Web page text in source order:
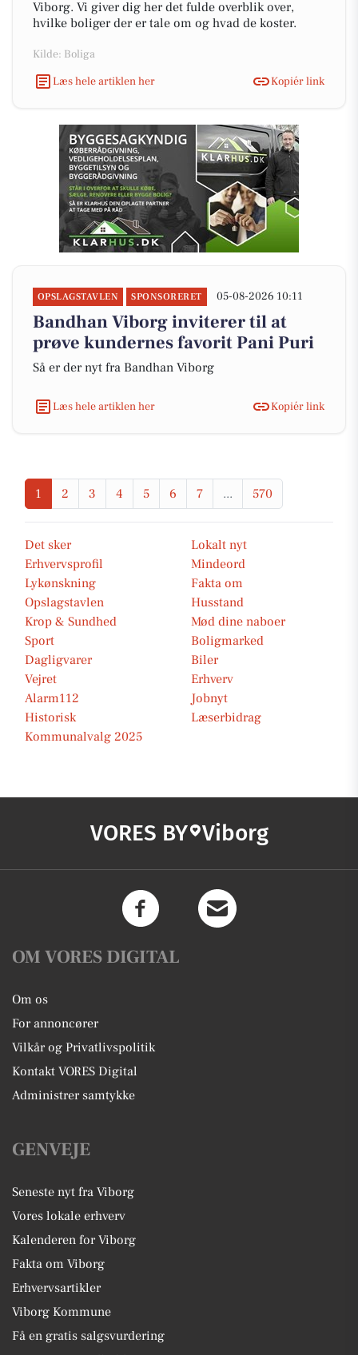
Viborg. Vi giver dig her det fulde overblik over,
hvilke boliger der er tale om og hvad de koster.
Kilde: Boliga
Læs hele artiklen her
Kopiér link
OPSLAGSTAVLEN SPONSORERET 05-08-2026 10:11
Bandhan Viborg inviterer til at
prøve kundernes favorit Pani Puri
Så er der nyt fra Bandhan Viborg
Læs hele artiklen her Kopiér link
1 2 3 4 5 6 7 ... 570
Det sker
Lokalt nyt
Erhvervsprofil
Mindeord
Lykønskning
Fakta om
Opslagstavlen
Husstand
Krop & Sundhed
Mød dine naboer
Sport
Boligmarked
Dagligvarer
Biler
Vejret
Erhverv
Alarm112
Jobnyt
Historisk
Læserbidrag
Kommunalvalg 2025
VORES BY Viborg
OM VORES DIGITAL
Om os
For annoncører
Vilkår og Privatlivspolitik
Kontakt VORES Digital
Administrer samtykke
GENVEJE
Seneste nyt fra Viborg
Vores lokale erhverv
Kalenderen for Viborg
Fakta om Viborg
Erhvervsartikler
Viborg Kommune
Få en gratis salgsvurdering